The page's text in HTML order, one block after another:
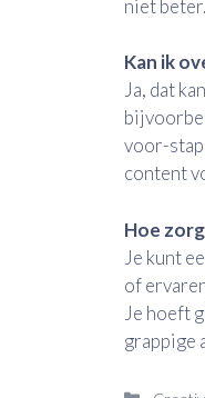
niet beter.
Kan ik
Ja, dat
voor-
content
Hoe
Je kunt
of
Je hoeft
grappige